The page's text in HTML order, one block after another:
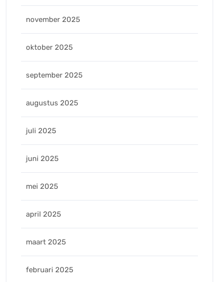
november 2025
oktober 2025
september 2025
augustus 2025
juli 2025
juni 2025
mei 2025
april 2025
maart 2025
februari 2025